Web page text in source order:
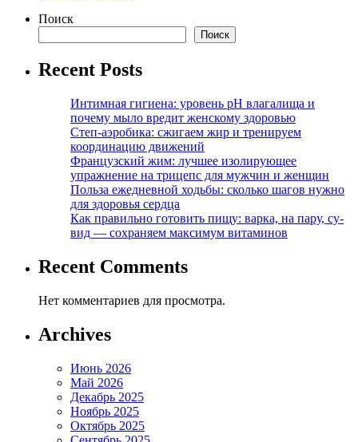
Поиск
Поиск
Recent Posts
Интимная гигиена: уровень pH влагалища и
почему мыло вредит женскому здоровью
Степ-аэробика: сжигаем жир и тренируем
координацию движений
Французский жим: лучшее изолирующее
упражнение на трицепс для мужчин и женщин
Польза ежедневной ходьбы: сколько шагов нужно
для здоровья сердца
Как правильно готовить пищу: варка, на пару, су-
вид — сохраняем максимум витаминов
Recent Comments
Нет комментариев для просмотра.
Archives
Июнь 2026
Май 2026
Декабрь 2025
Ноябрь 2025
Октябрь 2025